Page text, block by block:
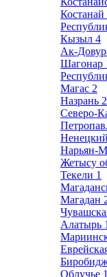
Костанай
Кызыл 4
Ак-
Шагонар
Магас 2
Назрань 2
Северо-
Нарьян-
Жетысу
Текели 1
Магадан
Алатырь 1
Облучье 1